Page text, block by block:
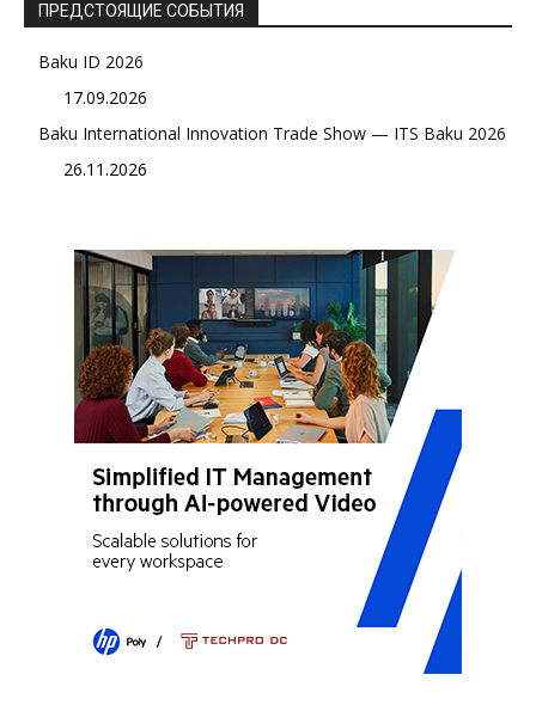
ПРЕДСТОЯЩИЕ СОБЫТИЯ
Baku ID 2026
17.09.2026
Baku International Innovation Trade Show — ITS Baku 2026
26.11.2026